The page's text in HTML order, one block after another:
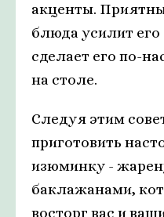
акценты.
блюда усилит его
сделает его по-
на столе.
Следуя этим
приготовить
изюминку -
баклажанами,
восторг вас и